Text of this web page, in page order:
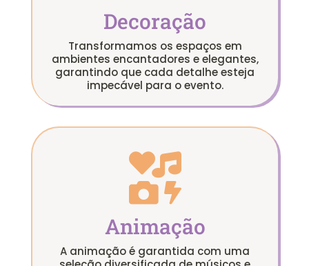
Decoração
Transformamos os espaços em
ambientes encantadores e elegantes,
garantindo que cada detalhe esteja
impecável para o evento.

Animação
A animação é garantida com uma